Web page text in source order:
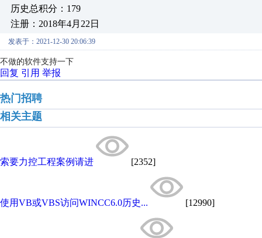
历史总积分：179
注册：2018年4月22日
发表于：2021-12-30 20:06:39
不做的软件支持一下
回复 引用 举报
热门招聘
相关主题
索要力控工程案例请进 [2352]
使用VB或VBS访问WINCC6.0历史... [12990]